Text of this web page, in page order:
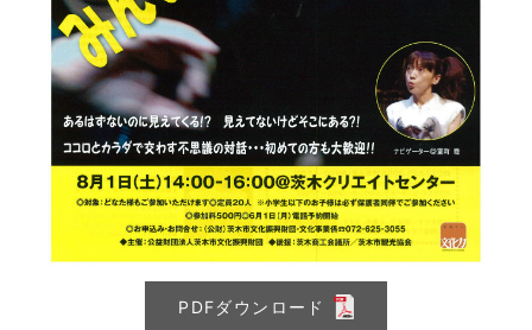
PDFダウンロード